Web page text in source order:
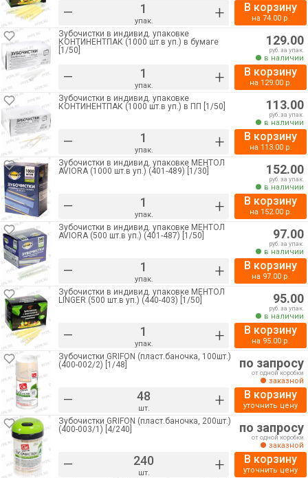
– упак. + В корзину
на 74.00р.
Зубочистки в индивид. упаковке
КОНТИНЕНТПАК (1000 шт.в уп.) в бумаге
[1/50]
– упак. +
129.00
руб. за упак.
в наличии
В корзину
на 129.00р.
Зубочистки в индивид. упаковке
КОНТИНЕНТПАК (1000 шт.в уп.) в ПП [1/50]
– упак. +
113.00
руб. за упак.
в наличии
В корзину
на 113.00р.
Зубочистки в индивид. упаковке МЕНТОЛ
AVIORA (1000 шт.в уп.) (401-489) [1/30]
– упак. +
152.00
руб. за упак.
в наличии
В корзину
на 152.00р.
Зубочистки в индивид. упаковке МЕНТОЛ
AVIORA (500 шт.в уп.) (401-487) [1/50]
– упак. +
97.00
руб. за упак.
в наличии
В корзину
на 97.00р.
Зубочистки в индивид. упаковке МЕНТОЛ
LINGER (500 шт.в уп.) (440-403) [1/50]
– упак. +
95.00
руб. за упак.
в наличии
В корзину
на 95.00р.
Зубочистки GRIFON (пласт.баночка, 100шт.)
(400-002/2) [1/48]
– шт. +
по запросу
от одной коробки
заказной
В корзину
уточнить цену
Зубочистки GRIFON (пласт.баночка, 200шт.)
(400-003/1) [4/240]
– шт. +
по запросу
от одной коробки
заказной
В корзину
уточнить цену